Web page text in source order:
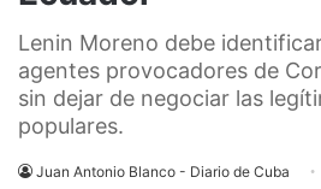
Lenin Moreno debe
agentes provocadores de
sin dejar de negociar las
populares.
Juan Antonio Blanco - Diario de Cuba